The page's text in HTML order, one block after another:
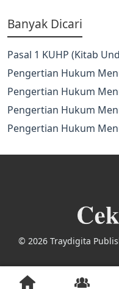
Banyak Dicari
Pasal 1 KUHP (Kitab
Pengertian Hukum
Pengertian Hukum
Pengertian Hukum
Pengertian Hukum
© 2026 Traydigita